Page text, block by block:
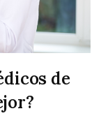
de